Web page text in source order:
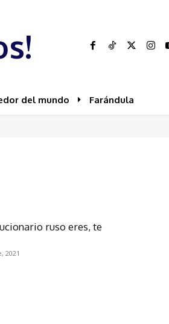
del mundo Farándula
ruso eres, te
2021